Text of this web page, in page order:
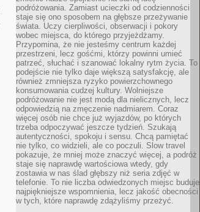
podróżowania. Zamiast ucieczki od codzienności
staje się ono sposobem na głębsze przeżywanie
świata. Uczy cierpliwości, obserwacji i pokory
wobec miejsca, do którego przyjeżdżamy.
Przypomina, że nie jesteśmy centrum każdej
przestrzeni, lecz gośćmi, którzy powinni umieć
patrzeć, słuchać i szanować lokalny rytm życia. To
podejście nie tylko daje większą satysfakcję, ale
również zmniejsza ryzyko powierzchownego
konsumowania cudzej kultury. Wolniejsze
podróżowanie nie jest modą dla nielicznych, lecz
odpowiedzią na zmęczenie nadmiarem. Coraz
więcej osób nie chce już wyjazdów, po których
trzeba odpoczywać jeszcze tydzień. Szukają
autentyczności, spokoju i sensu. Chcą pamiętać
nie tylko, co widzieli, ale co poczuli. Slow travel
pokazuje, że mniej może znaczyć więcej, a podróż
staje się naprawdę wartościowa wtedy, gdy
zostawia w nas ślad głębszy niż seria zdjęć w
telefonie. To nie liczba odwiedzonych miejsc buduje
najpiękniejsze wspomnienia, lecz jakość obecności
w tych, które naprawdę zdążyliśmy przeżyć.